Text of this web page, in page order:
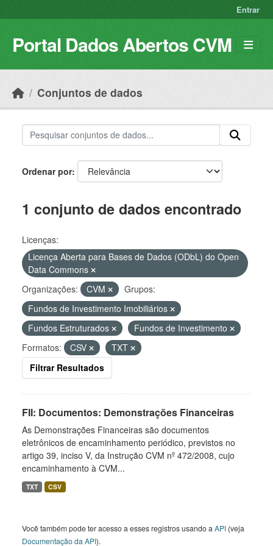
Entrar
Portal Dados Abertos CVM
Conjuntos de dados
Ordenar por
1 conjunto de dados encontrado
Licenças:
Licença Aberta para Bases de Dados (ODbL) do Open
Data Commons
Organizações:
CVM
Grupos:
Fundos de Investimento Imobiliários
Fundos Estruturados
Fundos de Investimento
Formatos:
CSV
TXT
Filtrar Resultados
FII: Documentos: Demonstrações Financeiras
As Demonstrações Financeiras são documentos
eletrônicos de encaminhamento periódico, previstos no
artigo 39, inciso V, da Instrução CVM nº 472/2008, cujo
encaminhamento à CVM...
TXT CSV
Você também pode ter acesso a esses registros usando a API (veja
Documentação da API).